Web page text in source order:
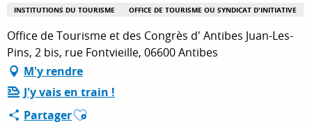
SÉJOURNER
ESPACE PRO
INSTITUTIONS DU TOURISME OFFICE DE TOURISME OU SYNDICAT D'INITIATIVE
Office de Tourisme et des Congrès d' Antibes Juan-Les-
Pins, 2 bis, rue Fontvieille, 06600 Antibes
M'y rendre
J'y vais en train !
PartagerAjouter aux favoris